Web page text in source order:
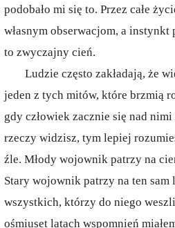
podobało mi się to. Przez całe
własnym obserwacjom, a instynkt
to zwyczajny cień.
Ludzie często zakładają, że
jeden z tych mitów, które brzmią
gdy człowiek zacznie się nad
rzeczy widzisz, tym lepiej
źle. Młody wojownik patrzy na
Stary wojownik patrzy na ten sam
wszystkich, którzy do niego
ośmiuset latach wspomnień